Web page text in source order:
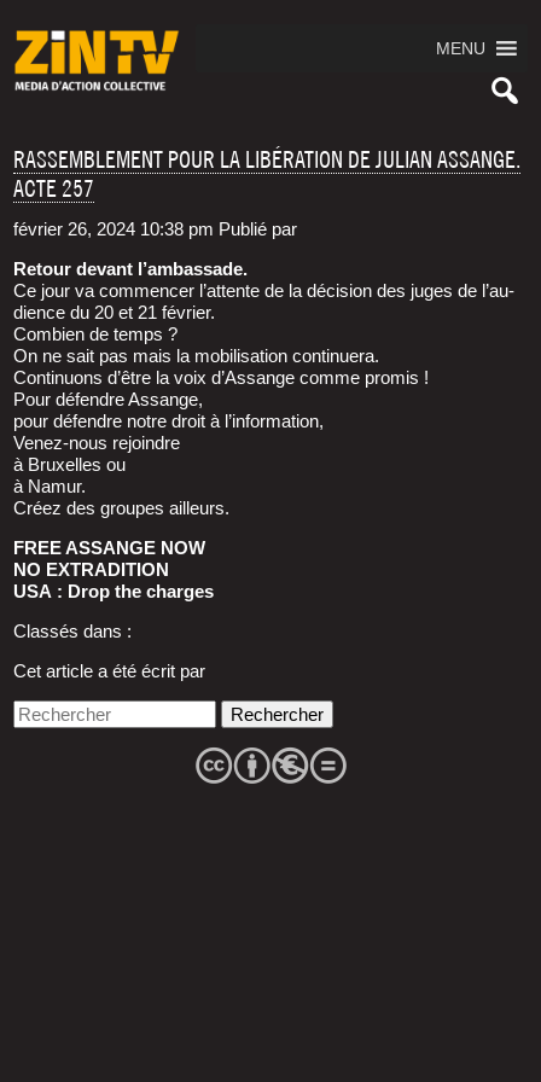
MENU
RASSEMBLEMENT POUR LA LIBÉRATION DE JULIAN ASSANGE.
ACTE 257
février 26, 2024 10:38 pm Publié par
Retour devant l’ambassade.
Ce jour va com­men­cer l’at­tente de la déci­sion des juges de l’au­
dience du 20 et 21 février.
Com­bien de temps ?
On ne sait pas mais la mobi­li­sa­tion continuera.
Conti­nuons d’être la voix d’As­sange comme promis !
Pour défendre Assange,
pour défendre notre droit à l’information,
Venez-nous rejoindre
à Bruxelles ou
à Namur.
Créez des groupes ailleurs.
FREE ASSANGE NOW
NO EXTRADITION
USA : Drop the charges
Classés dans :
Cet article a été écrit par
Rechercher